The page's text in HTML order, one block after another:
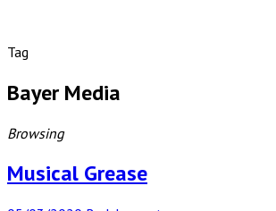
Tag
Bayer Media
Browsing
Musical Grease